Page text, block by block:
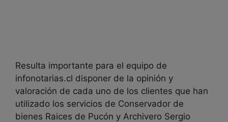
Resulta importante para el equipo de
infonotarias.cl disponer de la opinión y
valoración de cada uno de los clientes que han
utilizado los servicios de Conservador de
bienes Raices de Pucón y Archivero Sergio